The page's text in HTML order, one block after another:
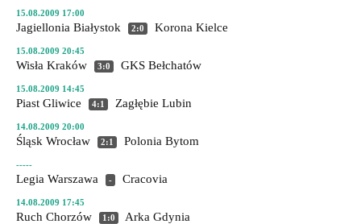
15.08.2009 17:00
Jagiellonia Białystok 2:0 Korona Kielce
15.08.2009 20:45
Wisła Kraków 3:0 GKS Bełchatów
15.08.2009 14:45
Piast Gliwice 4:1 Zagłębie Lubin
14.08.2009 20:00
Śląsk Wrocław 2:1 Polonia Bytom
-----
Legia Warszawa - Cracovia
14.08.2009 17:45
Ruch Chorzów 1:0 Arka Gdynia